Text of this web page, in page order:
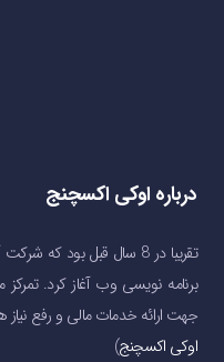
درباره اوکی اکسچنج
تقریبا در 8 سال قبل بود
برنامه نویسی وب آغاز کرد.
جهت ارائه خدمات مالی و رفع نیاز
اوکی اکسچنج)